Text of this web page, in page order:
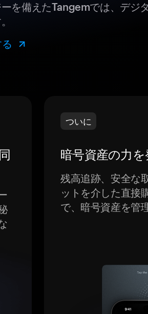
を備えたTangemでは、デジ
ついに
暗号資産の力を
残高追跡、安全な
ットを介した直接
で、暗号資産を管